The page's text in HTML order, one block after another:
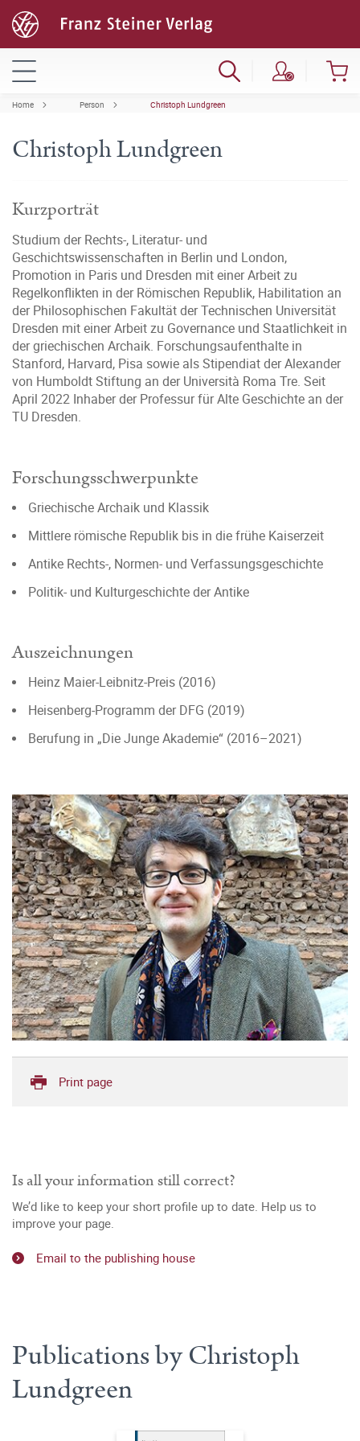
Home Person Christoph Lundgreen
Christoph Lundgreen
Kurzporträt
Studium der Rechts-, Literatur- und
Geschichtswissenschaften in Berlin und London,
Promotion in Paris und Dresden mit einer Arbeit zu
Regelkonflikten in der Römischen Republik, Habilitation an
der Philosophischen Fakultät der Technischen Universität
Dresden mit einer Arbeit zu Governance und Staatlichkeit in
der griechischen Archaik. Forschungsaufenthalte in
Stanford, Harvard, Pisa sowie als Stipendiat der Alexander
von Humboldt Stiftung an der Università Roma Tre. Seit
April 2022 Inhaber der Professur für Alte Geschichte an der
TU Dresden.
Forschungsschwerpunkte
Griechische Archaik und Klassik
Mittlere römische Republik bis in die frühe Kaiserzeit
Antike Rechts-, Normen- und Verfassungsgeschichte
Politik- und Kulturgeschichte der Antike
Auszeichnungen
Heinz Maier-Leibnitz-Preis (2016)
Heisenberg-Programm der DFG (2019)
Berufung in „Die Junge Akademie“ (2016–2021)
Print page
Is all your information still correct?
We’d like to keep your short profile up to date. Help us to
improve your page.
Email to the publishing house
Publications by Christoph
Lundgreen